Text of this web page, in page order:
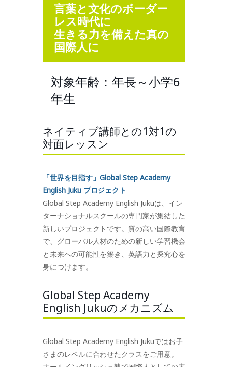
言葉と文化のボーダー
レス時代に
生きる力を備えた真の
国際人に
対象年齢：年長～小学6
年生
ネイティブ講師との1対1の
対面レッスン
「世界を目指す」Global Step Academy
English Juku プロジェクト
Global Step Academy English Jukuは、イン
ターナショナルスクールの専門家が集結した
新しいプロジェクトです。質の高い国際教育
で、グローバル人材のための新しい学習機会
と未来への可能性を築き、英語力と探究心を
身につけます。
Global Step Academy
English Jukuのメカニズム
Global Step Academy English Jukuではお子
さまのレベルに合わせたクラスをご用意。